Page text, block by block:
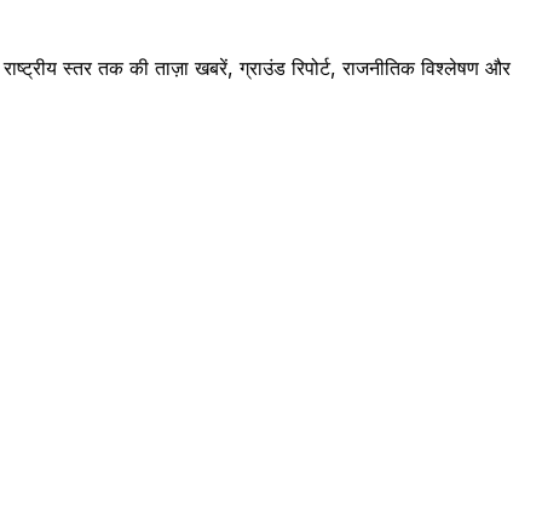
स्तर तक की ताज़ा खबरें, ग्राउंड रिपोर्ट, राजनीतिक विश्लेषण और